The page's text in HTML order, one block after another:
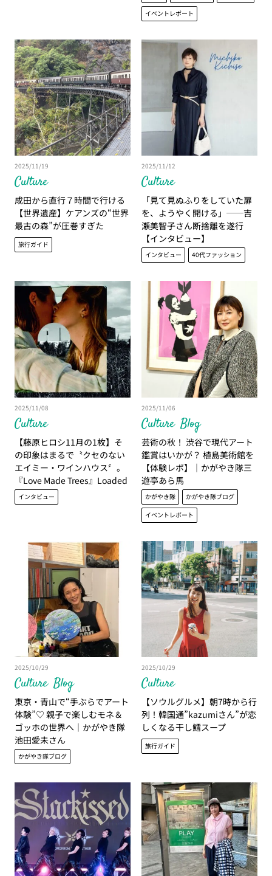
イベントレポート
Culture
2025/11/19
成田から直行７時間で行ける
【世界遺産】ケアンズの“世界
最古の森”が圧巻すぎた
旅行ガイド
Culture
2025/11/12
「見て見ぬふりをしていた扉
を、ようやく開ける」──吉
瀬美智子さん断捨離を遂行
【インタビュー】
インタビュー 40代ファッション
Culture
2025/11/08
【藤原ヒロシ11月の1枚】そ
の印象はまるで〝クセのない
エイミー・ワインハウス〞。
『Love Made Trees』Loaded
Honey
インタビュー
Culture Blog
2025/11/06
芸術の秋！ 渋谷で現代アート
鑑賞はいかが？ 植島美術館を
【体験レポ】｜かがやき隊三
遊亭あら馬
かがやき隊
かがやき隊ブログ
イベントレポート
Culture Blog
2025/10/29
東京・青山で“手ぶらでアート
体験”♡ 親子で楽しむモネ＆
ゴッホの世界へ｜かがやき隊
池田愛未さん
かがやき隊ブログ
Culture
2025/10/29
【ソウルグルメ】朝7時から行
列！韓国通”kazumiさん”が恋
しくなる干し鱈スープ
旅行ガイド